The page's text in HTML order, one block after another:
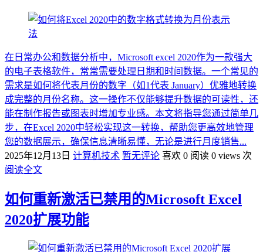
在日常办公和数据分析中，Microsoft excel 2020作为一款强大
的电子表格软件，常常需要处理日期和时间数据。一个常见的
需求是如何将代表月份的数字（如1代表 January）优雅地转换
成完整的月份名称。这一操作不仅能够提升数据的可读性，还
能在制作报告或图表时增加专业感。本文将指导您通过简单几
步，在Excel 2020中轻松实现这一转换，帮助您更高效地管理
您的数据展示，确保信息清晰易懂，无论是进行月度销售...
2025年12月13日 计算机技术 暂无评论 喜欢 0 阅读 0 views 次
阅读全文
如何重新激活已禁用的Microsoft Excel
2020扩展功能